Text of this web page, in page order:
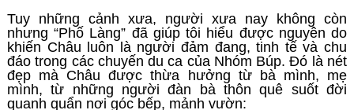
Tuy những cảnh xưa, người xưa nay không còn
nhưng “Phố Làng” đã giúp tôi hiểu được nguyên do
khiến Châu luôn là người đảm đang, tinh tế và chu
đáo trong các chuyến du ca của Nhóm Búp. Đó là nét
đẹp mà Châu được thừa hưởng từ bà mình, mẹ
mình, từ những người đàn bà thôn quê suốt đời
quanh quẩn nơi góc bếp, mảnh vườn: